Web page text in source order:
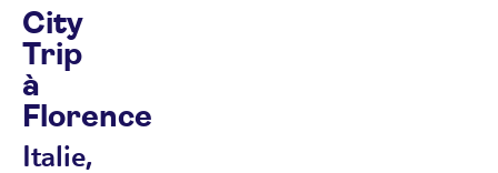
City
Trip
à
Florence
Italie,